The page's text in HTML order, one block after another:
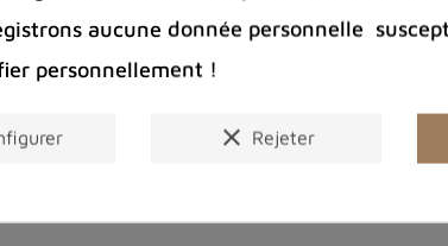
aucune donnée personnelle
personnellement !
clear Rejeter